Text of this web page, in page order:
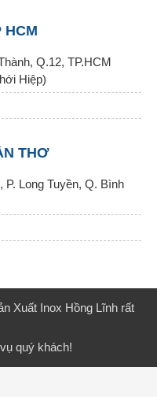
HCM
Q.12, TP.HCM
Hiệp)
THƠ
P. Long Tuyền, Q. Bình
Xuất Inox Hồng Lĩnh rất
quý khách!